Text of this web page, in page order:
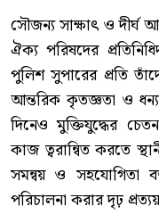
সৌজন্য সাক্ষাৎ ও দীর্ঘ
ঐক্য পরিষদের
পুলিশ সুপারের প্রতি
আন্তরিক কৃতজ্ঞতা ও
দিনেও মুক্তিযুদ্ধের
কাজ ত্বরান্বিত করতে
সমন্বয় ও সহযোগিতা
পরিচালনা করার দৃঢ়